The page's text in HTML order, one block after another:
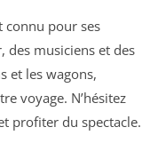
connu pour ses
des musiciens et des
et les wagons,
voyage. N’hésitez
profiter du spectacle.